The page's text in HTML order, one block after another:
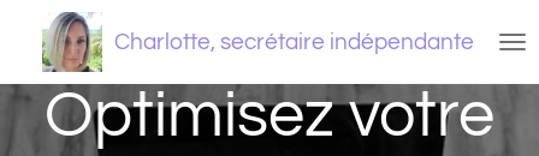
Passer
contenu
principal
Charlotte, secrétaire indépendante
Optimisez votre